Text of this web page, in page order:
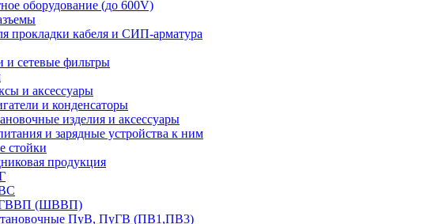
оборудование (до 600V)
прокладки кабеля и СИП-арматура
и сетевые фильтры
и аксессуары
и конденсаторы
изделия и аксессуары
и зарядные устройства к ним
стойки
продукция
(ШВВП)
ПуВ, ПуГВ (ПВ1,ПВ3)